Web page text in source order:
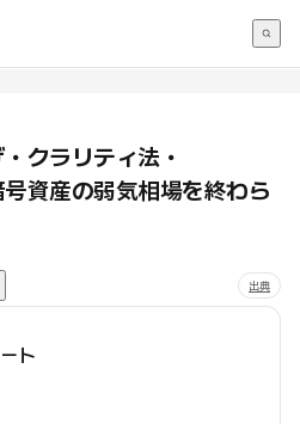
クラリティ法・
資産の弱気相場を終わら
出典
ト